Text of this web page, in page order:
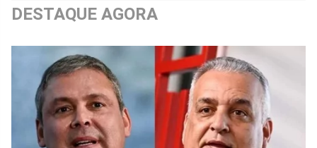
DESTAQUE AGORA